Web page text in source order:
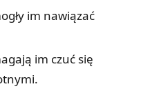
im nawiązać
im czuć się